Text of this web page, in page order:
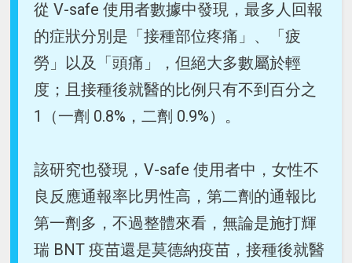
從 V-safe 使用者數據中發現，最多人回報
的症狀分別是「接種部位疼痛」、「疲
勞」以及「頭痛」，但絕大多數屬於輕
度；且接種後就醫的比例只有不到百分之
1（一劑 0.8%，二劑 0.9%）。
該研究也發現，V-safe 使用者中，女性不
良反應通報率比男性高，第二劑的通報比
第一劑多，不過整體來看，無論是施打輝
瑞 BNT 疫苗還是莫德納疫苗，接種後就醫